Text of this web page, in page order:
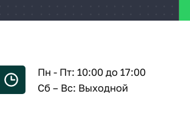
Пн - Пт: 10:00 до 17:00
Сб – Вс: Выходной